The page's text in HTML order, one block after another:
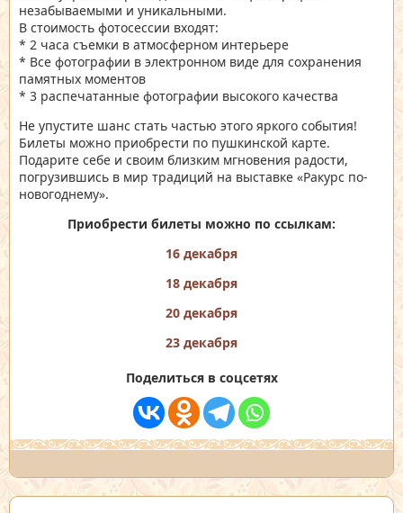
незабываемыми и уникальными.
В стоимость фотосессии входят:
* 2 часа съемки в атмосферном интерьере
* Все фотографии в электронном виде для сохранения
памятных моментов
* 3 распечатанные фотографии высокого качества
Не упустите шанс стать частью этого яркого события!
Билеты можно приобрести по пушкинской карте.
Подарите себе и своим близким мгновения радости,
погрузившись в мир традиций на выставке «Ракурс по-
новогоднему».
Приобрести билеты можно по ссылкам:
16 декабря
18 декабря
20 декабря
23 декабря
Поделиться в соцсетях